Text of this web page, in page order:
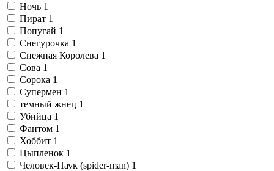
Ночь 1
Пират 1
Попугай 1
Снегурочка 1
Снежная Королева 1
Сова 1
Сорока 1
Супермен 1
темный жнец 1
Убийца 1
Фантом 1
Хоббит 1
Цыпленок 1
Человек-Паук (spider-man) 1